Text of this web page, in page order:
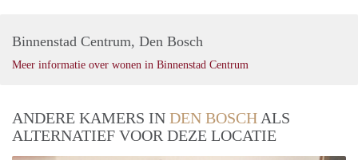
Binnenstad Centrum, Den Bosch
Meer informatie over wonen in Binnenstad Centrum
ANDERE KAMERS IN DEN BOSCH ALS
ALTERNATIEF VOOR DEZE LOCATIE